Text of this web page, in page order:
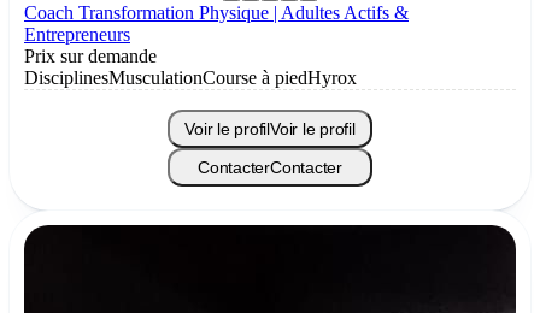
Coach Transformation Physique | Adultes Actifs &
Entrepreneurs
Prix sur demande
DisciplinesMusculationCourse à piedHyrox
Voir le profilVoir le profil
ContacterContacter